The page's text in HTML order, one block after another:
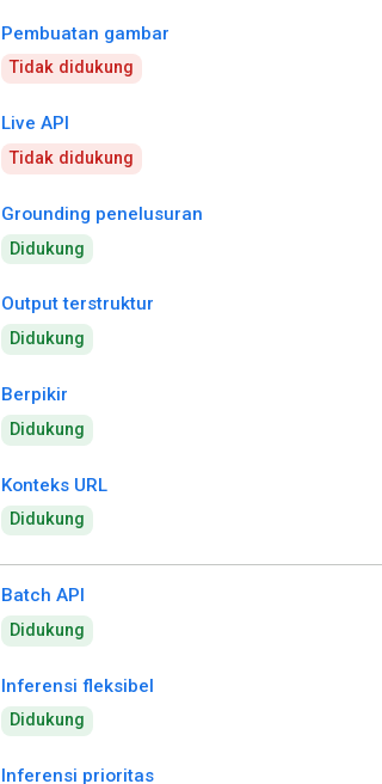
Pembuatan gambar
Tidak didukung
Live API
Tidak didukung
Grounding penelusuran
Didukung
Output terstruktur
Didukung
Berpikir
Didukung
Konteks URL
Didukung
Batch API
Didukung
Inferensi fleksibel
Didukung
Inferensi prioritas